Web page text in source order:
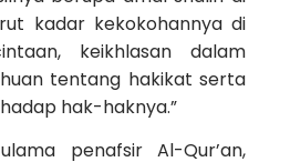
kadar kekokohannya di
keikhlasan dalam
tentang hakikat serta
hak-haknya.”
penafsir Al-Qur’an,